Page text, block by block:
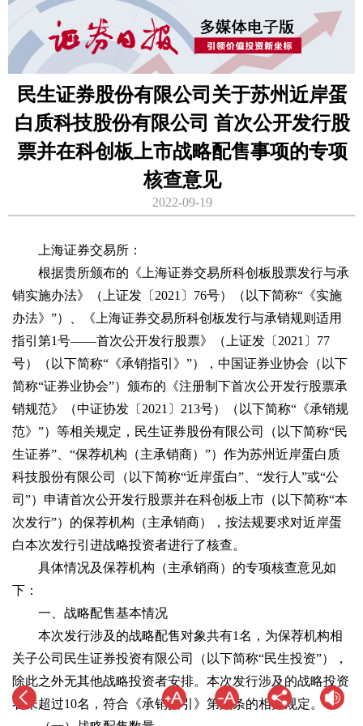
民生证券股份有限公司关于苏州近岸蛋
白质科技股份有限公司 首次公开发行股
票并在科创板上市战略配售事项的专项
核查意见
2022-09-19
上海证券交易所：
根据贵所颁布的《上海证券交易所科创板股票发行与承
销实施办法》（上证发〔2021〕76号）（以下简称“《实施
办法》”）、《上海证券交易所科创板发行与承销规则适用
指引第1号——首次公开发行股票》（上证发〔2021〕77
号）（以下简称“《承销指引》”），中国证券业协会（以下
简称“证券业协会”）颁布的《注册制下首次公开发行股票承
销规范》（中证协发〔2021〕213号）（以下简称“《承销规
范》”）等相关规定，民生证券股份有限公司（以下简称“民
生证券”、“保荐机构（主承销商）”）作为苏州近岸蛋白质
科技股份有限公司（以下简称“近岸蛋白”、“发行人”或“公
司”）申请首次公开发行股票并在科创板上市（以下简称“本
次发行”）的保荐机构（主承销商），按法规要求对近岸蛋
白本次发行引进战略投资者进行了核查。
具体情况及保荐机构（主承销商）的专项核查意见如
下：
一、战略配售基本情况
本次发行涉及的战略配售对象共有1名，为保荐机构相
关子公司民生证券投资有限公司（以下简称“民生投资”），
除此之外无其他战略投资者安排。本次发行涉及的战略投资
者未超过10名，符合《承销指引》第六条的相关规定。